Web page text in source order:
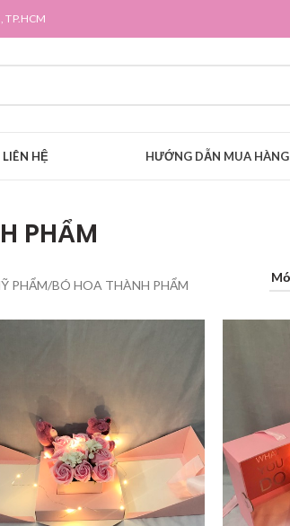
TP.HCM
LIÊN HỆ HƯỚNG DẪN MUA HÀNG
PHẨM
PHẨM/BÓ HOA THÀNH PHẨM